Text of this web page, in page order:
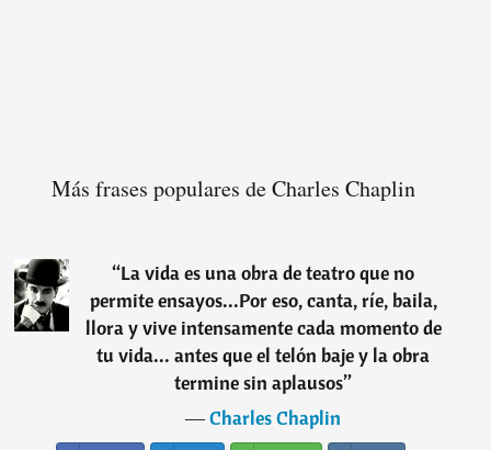
Más frases populares de Charles Chaplin
“La vida es una obra de teatro que no
permite ensayos...Por eso, canta, ríe, baila,
llora y vive intensamente cada momento de
tu vida... antes que el telón baje y la obra
termine sin aplausos”
―Charles Chaplin